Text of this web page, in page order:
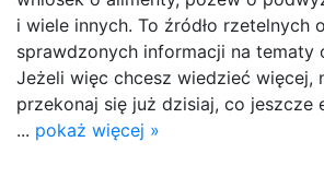
i wiele innych. To źródło rzetelnych
sprawdzonych informacji na tematy
Jeżeli więc chcesz wiedzieć więcej,
przekonaj się już dzisiaj, co jeszcze
... pokaż więcej »